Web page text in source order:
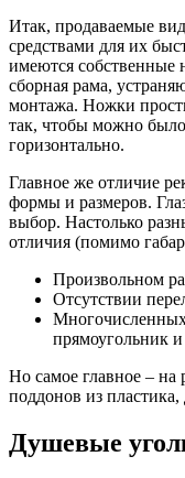
Итак, продаваемые
средствами для их
имеются собственные
сборная рама,
монтажа. Ножки
так, чтобы можно было
горизонтально.
Главное же отличие
формы и размеров.
выбор. Настолько
отличия (помимо
Произвольном
Отсутствии
Многочисленных
прямоугольник и
Но самое главное –
поддонов из
Душевые